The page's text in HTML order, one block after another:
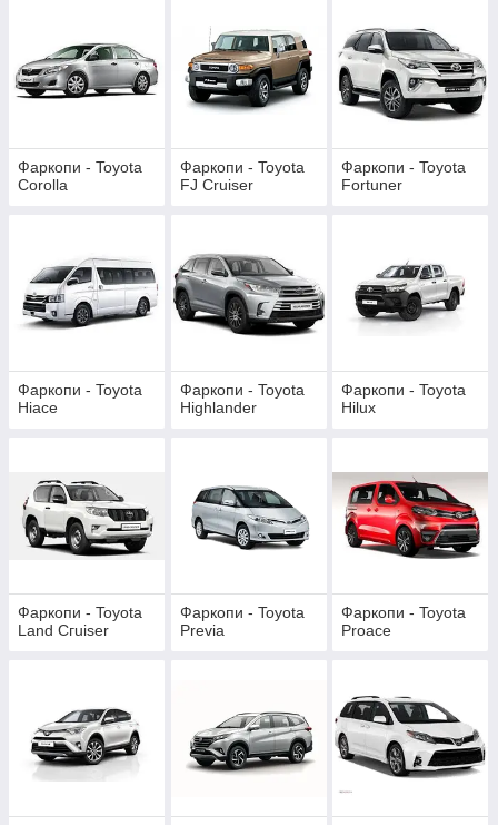
Фаркопи - Toyota
Corolla
Фаркопи - Toyota
FJ Cruiser
Фаркопи - Toyota
Fortuner
Фаркопи - Toyota
Hiace
Фаркопи - Toyota
Highlander
Фаркопи - Toyota
Hilux
Фаркопи - Toyota
Land Сгuіѕеr
Фаркопи - Toyota
Previa
Фаркопи - Toyota
Proace